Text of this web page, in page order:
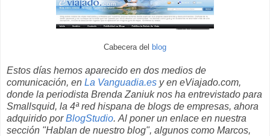
Cabecera del blog
Estos días hemos aparecido en dos medios de
comunicación, en La Vanguadia.es y en eViajado.com,
donde la periodista Brenda Zaniuk nos ha entrevistado para
Smallsquid, la 4ª red hispana de blogs de empresas, ahora
adquirido porBlogStudio. Al poner un enlace en nuestra
sección "Hablan de nuestro blog", algunos como Marcos,